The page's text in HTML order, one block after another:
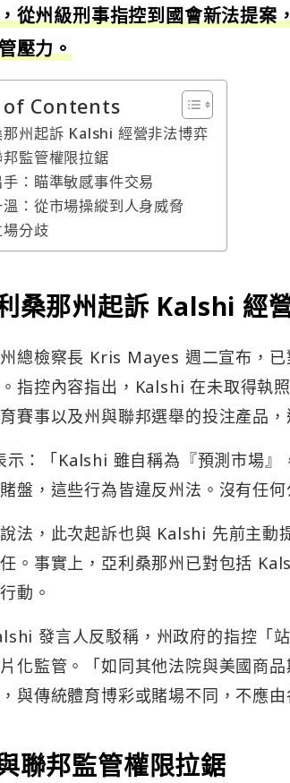
從州級刑事指控到國會新法提案
壓力。
Contents
那州起訴 Kalshi 經營非法博弈
邦監管權限拉鋸
：瞄準敏感事件交易
：從市場操縱到人身威脅
分歧
桑那州起訴 Kalshi 經
總檢察長 Kris Mayes 週二宣布，
指控內容指出，Kalshi 在未取得執
賽事以及州與聯邦選舉的投注產品，
示：「Kalshi 雖自稱為『預測市場』
盤，這些行為皆違反州法。沒有任
法，此次起訴也與 Kalshi 先前主動
。事實上，亞利桑那州已對包括
動。
發言人反駁稱，州政府的指控「
化監管。「如同其他法院與美國商
與傳統體育博彩或賭場不同，不應由
聯邦監管權限拉鋸